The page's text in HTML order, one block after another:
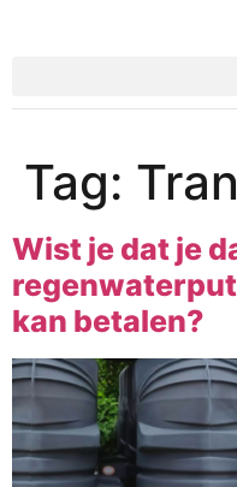
Tag:
Wist je dat je
kan betalen?